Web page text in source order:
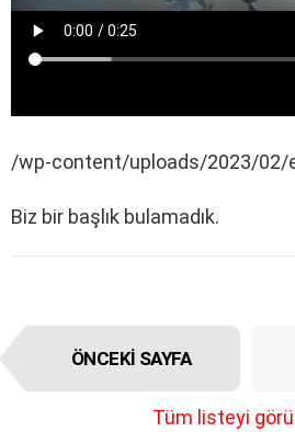
/wp-content/uploads/2023/02/
Biz bir başlık bulamadık.
I
e
ÖNCEKI SAYFA
Tüm listeyi